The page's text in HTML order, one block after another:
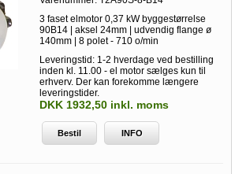
3 faset elmotor 0,37 kW byggestørrelse
90B14 | aksel 24mm | udvendig flange ø
140mm | 8 polet - 710 o/min
Leveringstid: 1-2 hverdage ved bestilling
inden kl. 11.00 - el motor sælges kun til
erhverv. Der kan forekomme længere
leveringstider.
DKK 1932,50 inkl. moms
Bestil INFO